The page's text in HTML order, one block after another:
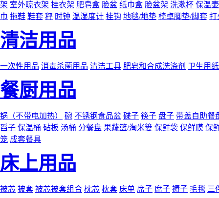
架 室外晾衣架 挂衣架 肥皂盒 脸盆 纸巾盒 脸盆架 洗漱杯 保温
巾 拖鞋 鞋套 秤 时钟 温湿度计 挂钩 地毯/地垫 椅卓脚垫/脚套 打
清洁用品
一次性用品 消毒杀菌用品 清洁工具 肥皂和合成洗涤剂 卫生用
餐厨用品
锅（不带电加热） 碗 不锈钢食品盆 碟子 筷子 盘子 带盖自助餐
舀子 保温桶 砧板 汤桶 分餐盘 果蔬篮/淘米篓 保鲜袋 保鲜膜 保
笼 成套餐具
床上用品
被芯 被套 被芯被套组合 枕芯 枕套 床单 席子 席子 褥子 毛毯 三